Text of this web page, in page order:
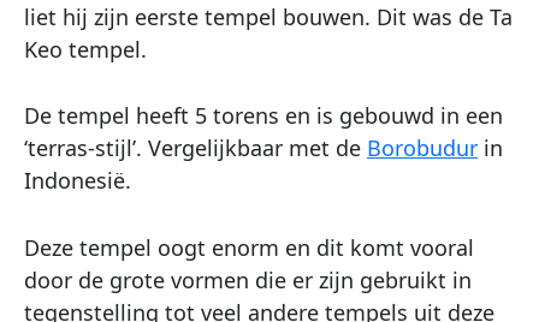
liet hij zijn eerste tempel bouwen. Dit was de Ta
Keo tempel.
De tempel heeft 5 torens en is gebouwd in een
‘terras-stijl’. Vergelijkbaar met de Borobudur in
Indonesië.
Deze tempel oogt enorm en dit komt vooral
door de grote vormen die er zijn gebruikt in
tegenstelling tot veel andere tempels uit deze